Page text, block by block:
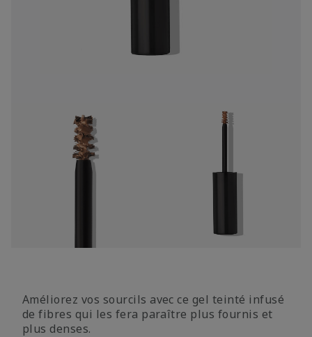
Améliorez vos sourcils avec ce gel teinté infusé
de fibres qui les fera paraître plus fournis et
plus denses.